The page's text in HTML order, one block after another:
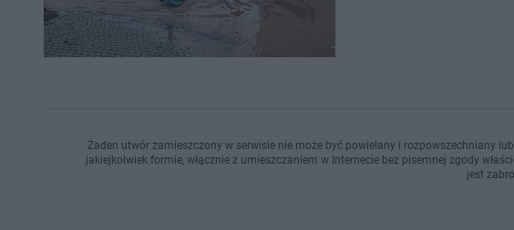
Żaden utwór zamieszczony w serwisie nie może być powielany i rozpowszechniany
jakiejkolwiek formie, włącznie z umieszczaniem w Internecie bez pisemnej zgody
jest